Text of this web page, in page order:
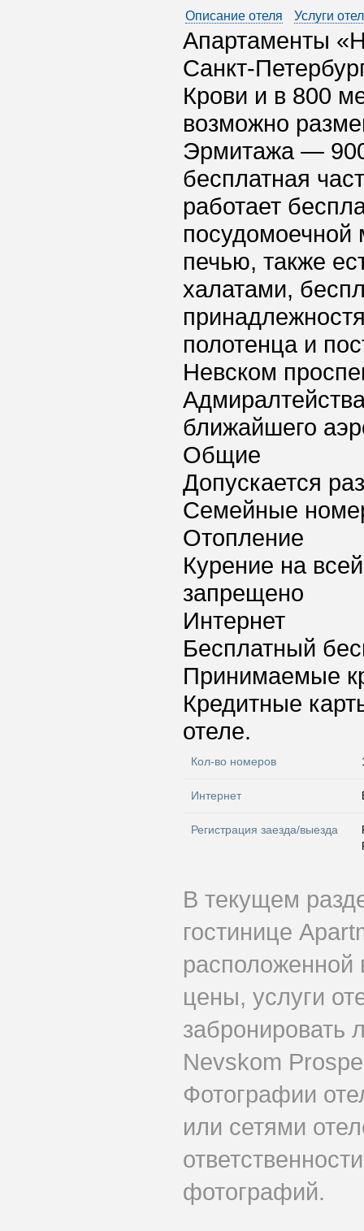
Описание отеля Услуги
Апартаменты
Санкт-
Крови и в 800
возможно
Эрмитажа — 900
бесплатная
работает
посудомоечной
печью, также
халатами,
полотенца и
Невском
ближайшего
Общие
Допускается
Семейные
Отопление
Курение на
запрещено
Интернет
Бесплатный
Принимаемые
Кредитные
отеле.
Кол-во номеров
Интернет
Регистрация заезда/выезда
В текущем
гостинице
расположенной
цены, услуги
забронировать
Nevskom
Фотографии
или сетями
фотографий.